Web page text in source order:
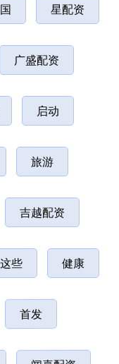
星配资
广盛配资
启动
旅游
吉越配资
这些 健康
首发